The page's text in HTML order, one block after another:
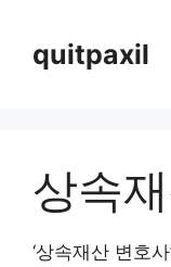
contentquitpaxil
상속
‘상속재산 변호